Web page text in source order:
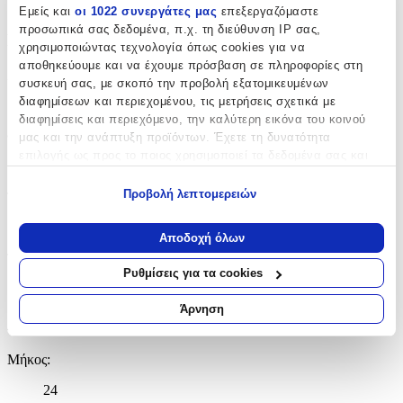
Εμείς και οι 1022 συνεργάτες μας επεξεργαζόμαστε
προσωπικά σας δεδομένα, π.χ. τη διεύθυνση IP σας,
χρησιμοποιώντας τεχνολογία όπως cookies για να
αποθηκεύουμε και να έχουμε πρόσβαση σε πληροφορίες στη
συσκευή σας, με σκοπό την προβολή εξατομικευμένων
διαφημίσεων και περιεχομένου, τις μετρήσεις σχετικά με
διαφημίσεις και περιεχόμενο, την καλύτερη εικόνα του κοινού
μας και την ανάπτυξη προϊόντων. Έχετε τη δυνατότητα
Να συλλέξουμε πληροφορίες σχετικά με τη γεωγραφική
σας τοποθεσία, οι οποίες μπορεί να είναι ακριβείς σε
απόσταση μερικών μέτρων
Να αναγνωρίσουμε τη συσκευή σας σαρώνοντας ενεργά
για συγκεκριμένα χαρακτηριστικά (δακτυλικό αποτύπωμα)
Μάθετε περισσότερα σχετικά με τον τρόπο επεξεργασίας των
προσωπικών σας δεδομένων και καθορίστε τις προτιμήσεις σας
στηνενότητα “Λεπτομέρειες”
Δήλωση Cookies.
Προβολή λεπτομερειών
Αποδοχή όλων
Ρυθμίσεις για τα cookies
Άρνηση
Graffiti
Βασικά Χαρακτηριστικά
:
Γαλάζιο
Φύλο
Κορίτσι
Τρόλεϊ
Τάξη:
Νηπιαγωγείου
Διαστάσεις
Μήκος:
24